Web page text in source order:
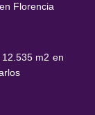
Florencia
m2 en